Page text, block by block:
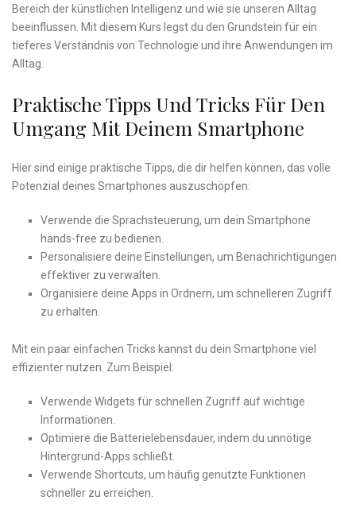
Bereich ​der künstlichen⁤ Intelligenz und wie sie ​unseren‍ Alltag
beeinflussen. Mit diesem Kurs legst du den Grundstein⁣ für ein
tieferes Verständnis von Technologie und ihre Anwendungen im‍
Alltag.
Praktische Tipps Und Tricks Für‍ Den
Umgang Mit Deinem Smartphone
Hier‌ sind einige praktische Tipps,⁢ die⁢ dir helfen ‌können, das⁢ volle
Potenzial deines Smartphones​ auszuschöpfen:
Verwende ⁢die Sprachsteuerung, um⁣ dein Smartphone
‌hands-free zu bedienen.
Personalisiere deine Einstellungen, um Benachrichtigungen
effektiver zu verwalten.
Organisiere deine Apps in Ordnern, um‍ schnelleren Zugriff‌
zu erhalten.
Mit ein⁢ paar einfachen Tricks kannst du ‍dein Smartphone viel
effizienter nutzen. Zum Beispiel:
Verwende⁢ Widgets⁢ für schnellen Zugriff auf wichtige ​
Informationen.
Optimiere die Batterielebensdauer, indem ⁢du‌ unnötige
Hintergrund-Apps schließt.
Verwende Shortcuts,⁢ um ​häufig genutzte Funktionen
⁢schneller zu erreichen.